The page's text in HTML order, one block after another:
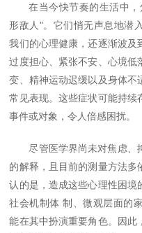
在当今快节奏的生活中
形敌人 "。它们悄无声息地潜
我们的心理健康，还逐渐波及
过度担心、紧张不安、心境低
变、精神运动迟缓以及身体不
常见表现。这些症状可能持续
事件或对象，令人倍感困扰。
尽管医学界尚未对焦虑、
的解释，且目前的测量方法
认的是，造成这些心理性困境
社会机制体 制、微观层面的
能在其中扮演重要角色。因此